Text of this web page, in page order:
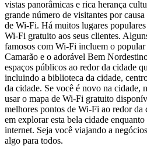
vistas panorâmicas e rica herança
grande número de visitantes por
de Wi-Fi. Há muitos lugares
Wi-Fi gratuito aos seus clientes.
famosos com Wi-Fi incluem o
Camarão e o adorável Bem
espaços públicos ao redor da cidade
incluindo a biblioteca da cidade,
da cidade. Se você é novo na cidade,
usar o mapa de Wi-Fi gratuito
melhores pontos de Wi-Fi ao redor da
em explorar esta bela cidade
internet. Seja você viajando a
algo para todos.